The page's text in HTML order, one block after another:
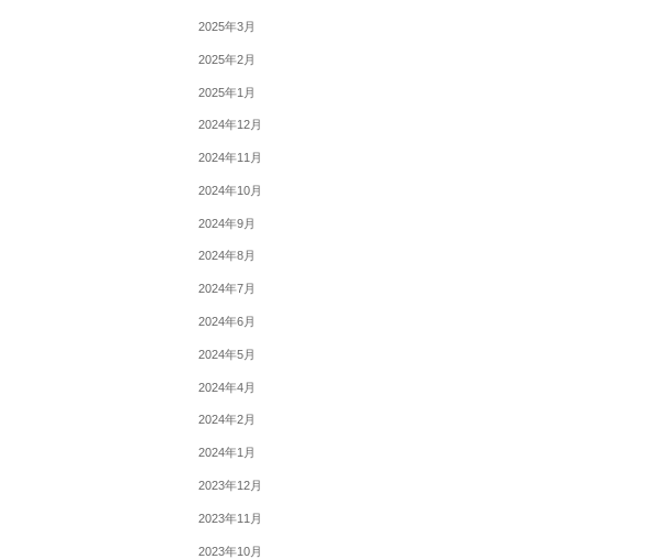
2025年3月
2025年2月
2025年1月
2024年12月
2024年11月
2024年10月
2024年9月
2024年8月
2024年7月
2024年6月
2024年5月
2024年4月
2024年2月
2024年1月
2023年12月
2023年11月
2023年10月